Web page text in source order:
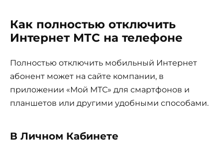
Как полностью отключить
Интернет МТС на телефоне
Полностью отключить мобильный Интернет
абонент может на сайте компании, в
приложении «Мой МТС» для смартфонов и
планшетов или другими удобными способами.
В Личном Кабинете